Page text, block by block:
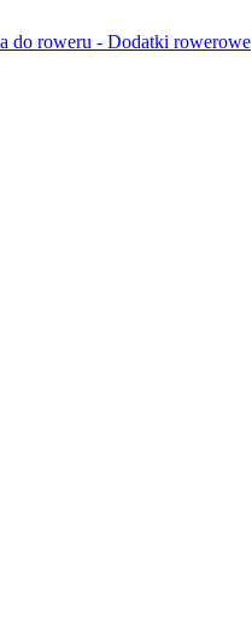
do roweru - Dodatki rowerowe